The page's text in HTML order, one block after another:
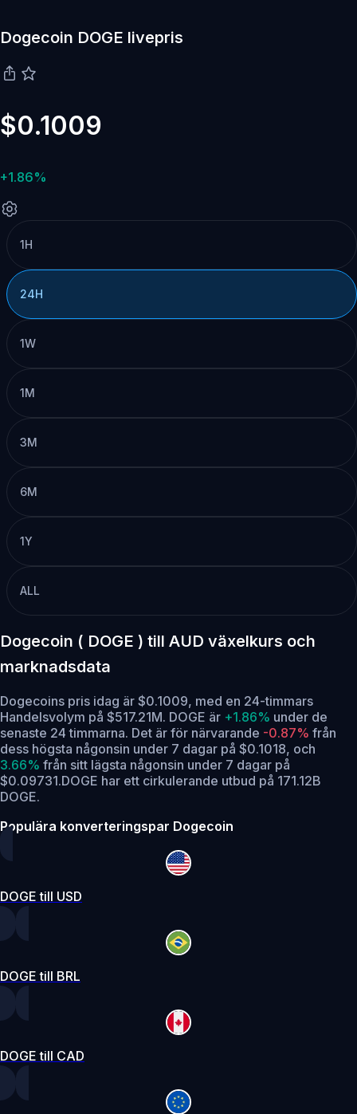
Dogecoin DOGE livepris
$0.1009
+1.86%
1H
24H
1W
1M
3M
6M
1Y
ALL
Dogecoin ( DOGE ) till AUD växelkurs och
marknadsdata
Dogecoins pris idag är $0.1009, med en 24-timmars
Handelsvolym på $517.21M. DOGE är +1.86% under de
senaste 24 timmarna. Det är för närvarande -0.87% från
dess högsta någonsin under 7 dagar på $0.1018, och
3.66% från sitt lägsta någonsin under 7 dagar på
$0.09731.DOGE har ett cirkulerande utbud på 171.12B
DOGE.
Populära konverteringspar Dogecoin
DOGE till USD
DOGE till BRL
DOGE till CAD